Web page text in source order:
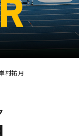
村祐月